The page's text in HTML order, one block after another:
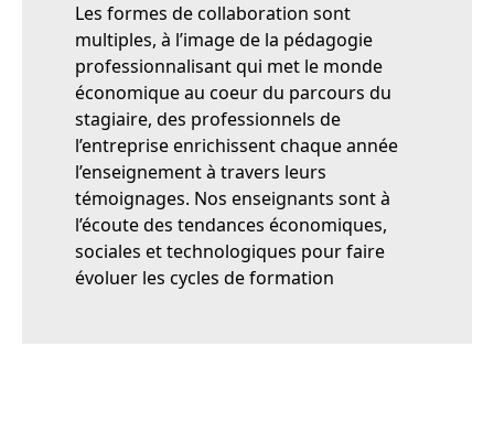
Les formes de collaboration sont
multiples, à l’image de la pédagogie
professionnalisant qui met le monde
économique au coeur du parcours du
stagiaire, des professionnels de
l’entreprise enrichissent chaque année
l’enseignement à travers leurs
témoignages. Nos enseignants sont à
l’écoute des tendances économiques,
sociales et technologiques pour faire
évoluer les cycles de formation